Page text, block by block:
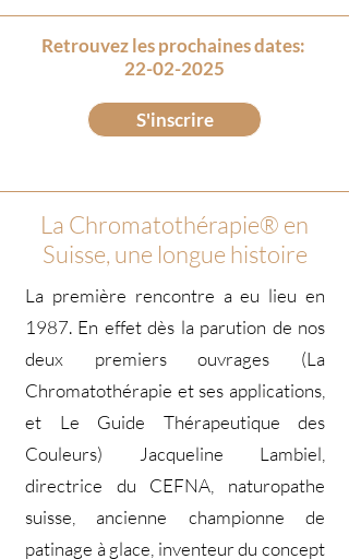
Retrouvez les prochaines dates:
22-02-2025
S'inscrire
La Chromatothérapie® en
Suisse, une longue histoire
La première rencontre a eu lieu en
1987. En effet dès la parution de nos
deux premiers ouvrages (La
Chromatothérapie et ses applications,
et Le Guide Thérapeutique des
Couleurs) Jacqueline Lambiel,
directrice du CEFNA, naturopathe
suisse, ancienne championne de
patinage à glace, inventeur du concept